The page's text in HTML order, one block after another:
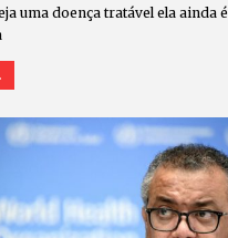
uma doença tratável ela ainda é